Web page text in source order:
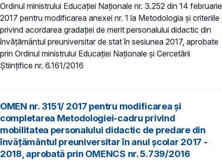
Ordinul ministrului Educației Naționale nr. 3.252 din 14 februarie
2017 pentru modificarea anexei nr. 1 la Metodologia şi criteriile
privind acordarea gradației de merit personalului didactic din
învățământul preuniversitar de stat în sesiunea 2017, aprobate
prin Ordinul ministrului Educației Naționale şi Cercetării
Științifice nr. 6.161/2016
OMEN nr. 3151/ 2017 pentru modificarea şi
completarea Metodologiei-cadru privind
mobilitatea personalului didactic de predare din
învăţământul preuniversitar în anul şcolar 2017 -
2018, aprobată prin OMENCS nr. 5.739/2016